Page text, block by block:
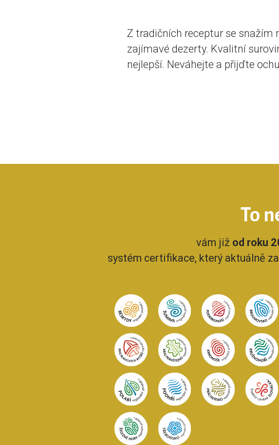
Z tradičních receptur se snažím
zajímavé dezerty. Kvalitní
nejlepší. Neváhejte a přijďte
To
vám již od roku
systém certifikace, který aktuálně